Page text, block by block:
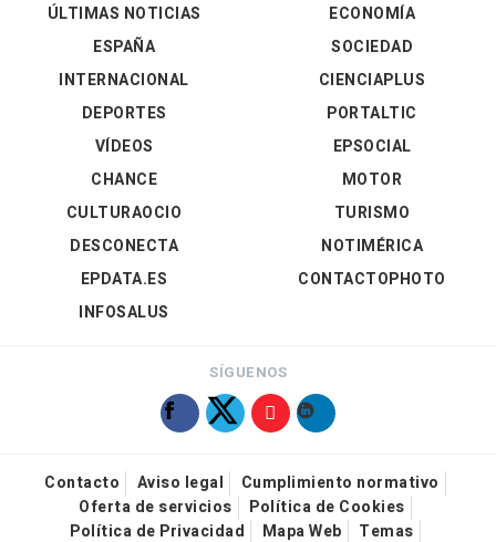
ÚLTIMAS NOTICIAS
ESPAÑA
INTERNACIONAL
DEPORTES
VÍDEOS
ECONOMÍA
SOCIEDAD
CIENCIAPLUS
PORTALTIC
EPSOCIAL
CHANCE
CULTURAOCIO
DESCONECTA
EPDATA.ES
INFOSALUS
MOTOR
TURISMO
NOTIMÉRICA
CONTACTOPHOTO
SÍGUENOS
Contacto Aviso legal
Cumplimiento normativo
Oferta de servicios
Política de Cookies
Política de Privacidad
Mapa Web Temas